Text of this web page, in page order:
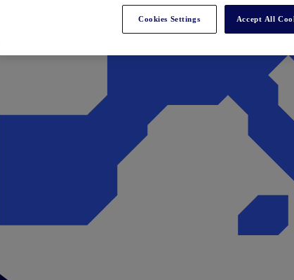
Cookies Settings Accept All